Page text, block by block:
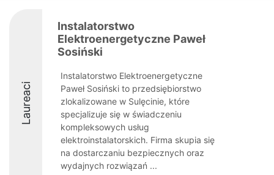
Laureaci
Instalatorstwo
Elektroenergetyczne Paweł
Sosiński
Instalatorstwo Elektroenergetyczne
Paweł Sosiński to przedsiębiorstwo
zlokalizowane w Sulęcinie, które
specjalizuje się w świadczeniu
kompleksowych usług
elektroinstalatorskich. Firma skupia się
na dostarczaniu bezpiecznych oraz
wydajnych rozwiązań ...